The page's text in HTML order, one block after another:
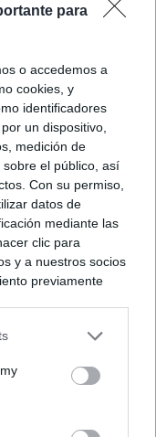
para
o accedemos a
cookies, y
identificadores
un dispositivo,
medición de
el público, así
Con su permiso,
datos de
mediante las
clic para
y a nuestros socios
previamente
que algún
derecho de
se aplicarán
este sitio web o